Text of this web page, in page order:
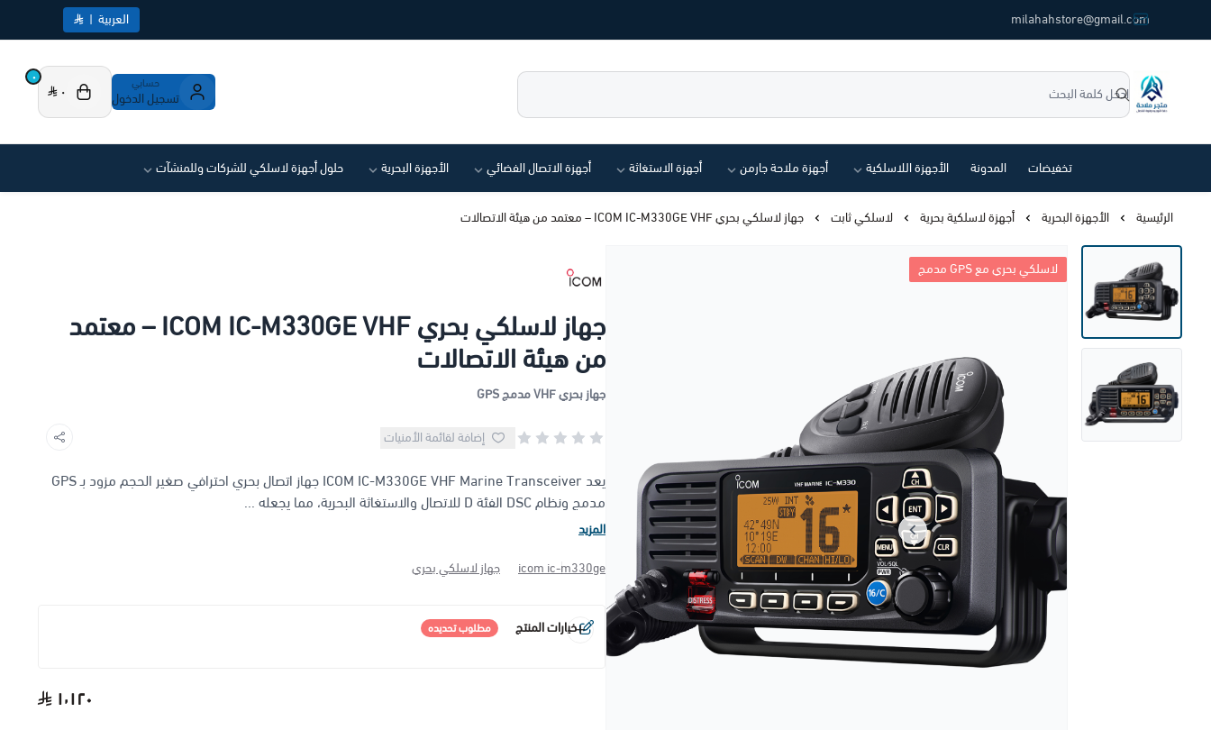
common.titles.skip_to_main_content
milahahstore@gmail.com العربية |
متجر ملاحة
حسابي
تسجيل الدخول
٠
٠
تخفيضات المدونة الأجهزة اللاسلكية أجهزة ملاحة جارمن أجهزة الاستغاثة أجهزة الاتصال الفضائي الأجهزة البحرية حلول أجهزة لاسلكي للشركات وللمنشآت
الرئيسية الأجهزة البحرية أجهزة لاسلكية بحرية لاسلكي ثابت جهاز لاسلكي بحري ICOM IC-M330GE VHF – معتمد من هيئة الاتصالات
لاسلكي بحري مع GPS مدمج
جهاز لاسلكي بحري ICOM IC-M330GE VHF – معتمد
من هيئة الاتصالات
جهاز بحري VHF مدمج GPS
إضافة لقائمة الأمنيات
يعد ICOM IC-M330GE VHF Marine Transceiver جهاز اتصال بحري احترافي صغير الحجم مزود بـ GPS
مدمج ونظام DSC الفئة D للاتصال والاستغاثة البحرية، مما يجعله ...
المزيد
icom ic-m330ge جهاز لاسلكي بحري
خيارات المنتج مطلوب تحديده
١٬١٢٠